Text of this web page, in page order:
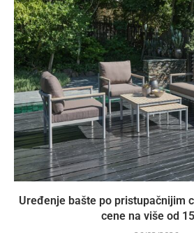
Uređenje bašte po pristupačnijim
cene na više od